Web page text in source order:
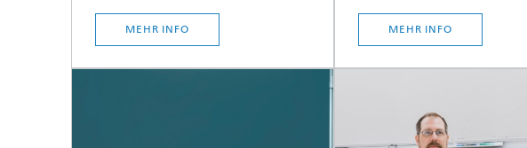
MEHR INFO MEHR INFO